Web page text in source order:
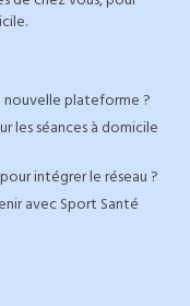
nouvelle plateforme ?
les séances à domicile
intégrer le réseau ?
avec Sport Santé